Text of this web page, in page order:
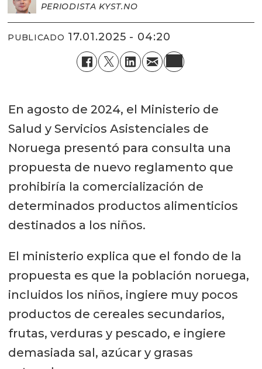
PERIODISTA KYST.NO
PUBLICADO 17.01.2025 - 04:20
En agosto de 2024, el Ministerio de
Salud y Servicios Asistenciales de
Noruega presentó para consulta una
propuesta de nuevo reglamento que
prohibiría la comercialización de
determinados productos alimenticios
destinados a los niños.
El ministerio explica que el fondo de la
propuesta es que la población noruega,
incluidos los niños, ingiere muy pocos
productos de cereales secundarios,
frutas, verduras y pescado, e ingiere
demasiada sal, azúcar y grasas